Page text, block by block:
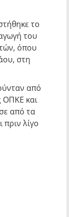
το
του
όπου
στη
από
ΟΠΚΕ και
από τα
πριν λίγο